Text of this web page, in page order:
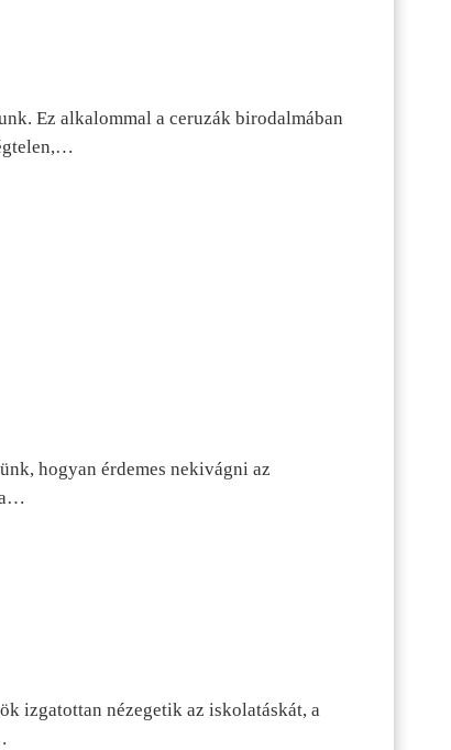
Ez alkalommal a ceruzák birodalmában
hogyan érdemes nekivágni az
izgatottan nézegetik az iskolatáskát, a